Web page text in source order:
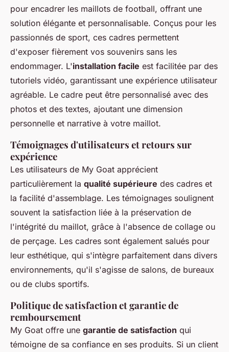
pour encadrer les maillots de football, offrant une
solution élégante et personnalisable. Conçus pour les
passionnés de sport, ces cadres permettent
d'exposer fièrement vos souvenirs sans les
endommager. L'installation facile est facilitée par des
tutoriels vidéo, garantissant une expérience utilisateur
agréable. Le cadre peut être personnalisé avec des
photos et des textes, ajoutant une dimension
personnelle et narrative à votre maillot.
Témoignages d'utilisateurs et retours sur
expérience
Les utilisateurs de My Goat apprécient
particulièrement la qualité supérieure des cadres et
la facilité d'assemblage. Les témoignages soulignent
souvent la satisfaction liée à la préservation de
l'intégrité du maillot, grâce à l'absence de collage ou
de perçage. Les cadres sont également salués pour
leur esthétique, qui s'intègre parfaitement dans divers
environnements, qu'il s'agisse de salons, de bureaux
ou de clubs sportifs.
Politique de satisfaction et garantie de
remboursement
My Goat offre une garantie de satisfaction qui
témoigne de sa confiance en ses produits. Si un client